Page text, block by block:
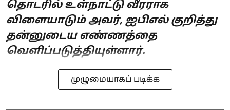
தொடரில் உள்நாட்டு வீரராக
விளையாடும் அவர், ஐபிஎல் குறித்து
தன்னுடைய எண்ணத்தை
வெளிப்படுத்தியுள்ளார்.
முழுமையாகப் படிக்க